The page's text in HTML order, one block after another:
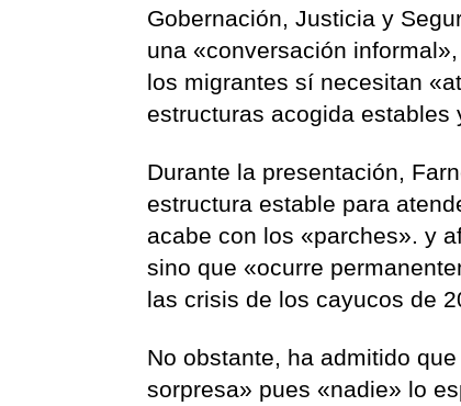
Gobernación, Justicia y
una «conversación
los migrantes sí necesitan
estructuras acogida estables
Durante la presentación,
estructura estable para
acabe con los «parches». y
sino que «ocurre
las crisis de los cayucos de
No obstante, ha admitido
sorpresa» pues «nadie» lo